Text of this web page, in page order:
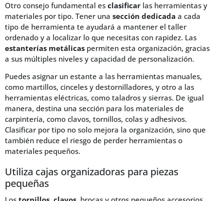
Otro consejo fundamental es clasificar las herramientas y
materiales por tipo. Tener una sección dedicada a cada
tipo de herramienta te ayudará a mantener el taller
ordenado y a localizar lo que necesitas con rapidez. Las
estanterías metálicas permiten esta organización, gracias
a sus múltiples niveles y capacidad de personalización.
Puedes asignar un estante a las herramientas manuales,
como martillos, cinceles y destornilladores, y otro a las
herramientas eléctricas, como taladros y sierras. De igual
manera, destina una sección para los materiales de
carpintería, como clavos, tornillos, colas y adhesivos.
Clasificar por tipo no solo mejora la organización, sino que
también reduce el riesgo de perder herramientas o
materiales pequeños.
Utiliza cajas organizadoras para piezas
pequeñas